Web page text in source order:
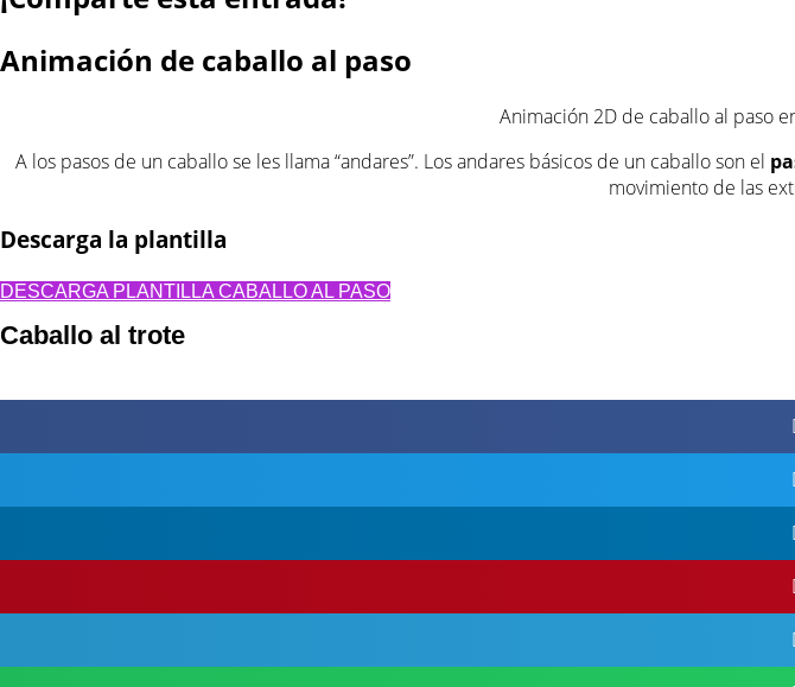
Animación de caballo al paso
Animación 2D de caballo al paso
A los pasos de un caballo se les llama “andares”. Los andares básicos de un caballo son el
movimiento de las
Descarga la plantilla
DESCARGA PLANTILLA CABALLO AL PASO
Caballo al trote